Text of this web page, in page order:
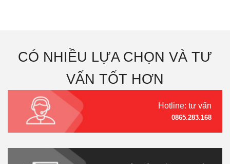
CÓ NHIỀU LỰA CHỌN VÀ TƯ
VẤN TỐT HƠN
Hotline: tư vấn
0865.283.168